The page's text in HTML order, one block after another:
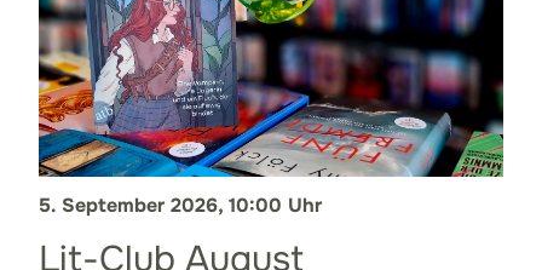
5. September 2026, 10:00 Uhr
Lit-Club August